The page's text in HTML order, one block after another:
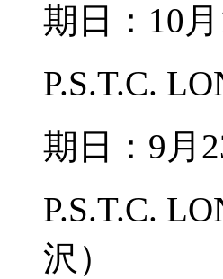
期日：10
P.S.T.C.
期日：9
P.S.T.C.
沢）